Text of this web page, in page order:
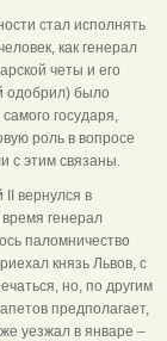
стал исполнять
как генерал
четы и его
одобрил) было
государя,
роль в вопросе
с этим связаны.
вернулся в
генерал
паломничество
князь Львов, с
но, по другим
предполагает,
уезжал в январе –